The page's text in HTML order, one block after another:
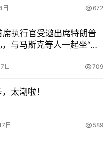
日 672
席执行官受邀出席特朗普
与马斯克等人一起坐“重
日 709
太潮啦！
日 589